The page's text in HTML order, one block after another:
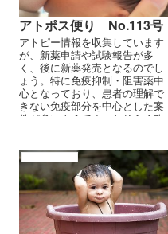
アトポス便り No.113号
アトピー情報を収集しています
が、新薬申請や試験報告が多
く、後に新薬発売となるのでし
ょう。特に免疫抑制・阻害薬中
心となっており、患者の理解で
きない免疫部分を中心とした案
件が多いようです。おそらく改
うがありません。 末端で使用す
る皮膚科医や小児科医は、その
メカニズムも全く理解していな
いのでしょう。